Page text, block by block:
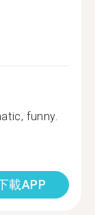
funny.
載APP